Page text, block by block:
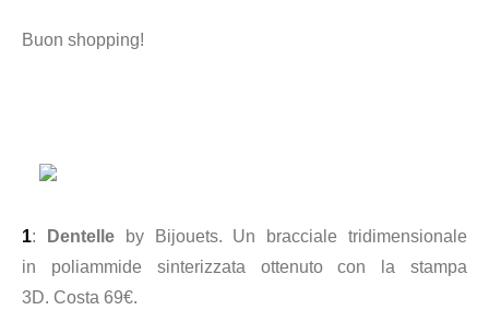
Buon shopping!
1: Dentelleby Bijouets. Un bracciale tridimensionale
in poliammide sinterizzata ottenuto con la stampa
3D. Costa 69€.